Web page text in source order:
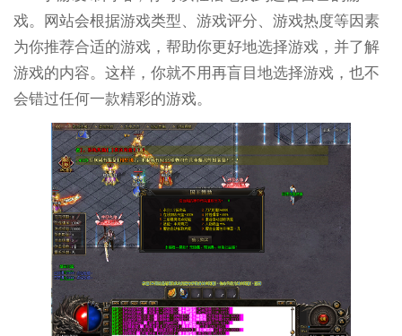
戏。网站会根据游戏类型、游戏评分、游戏热度等因素
为你推荐合适的游戏，帮助你更好地选择游戏，并了解
游戏的内容。这样，你就不用再盲目地选择游戏，也不
会错过任何一款精彩的游戏。